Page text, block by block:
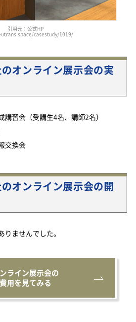
引用元：公式HP
casestudy/1019/
オンライン展示会の実
講習会（受講生4名、講師2名）
交換会
オンライン展示会の開
ませんでした。
ライン展示会の
費用を見てみる